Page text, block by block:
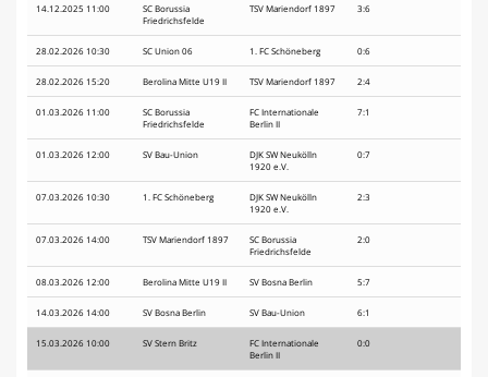
14.12.2025 11:00
SC Borussia
Friedrichsfelde
TSV Mariendorf 1897 3:6
28.02.2026 10:30 SC Union 06 1. FC Schöneberg 0:6
28.02.2026 15:20 Berolina Mitte U19 II TSV Mariendorf 1897 2:4
01.03.2026 11:00
SC Borussia
Friedrichsfelde
FC Internationale
Berlin II
7:1
01.03.2026 12:00 SV Bau-Union
DJK SW Neukölln
1920 e.V.
0:7
07.03.2026 10:30 1. FC Schöneberg
DJK SW Neukölln
1920 e.V.
2:3
07.03.2026 14:00 TSV Mariendorf 1897
SC Borussia
Friedrichsfelde
2:0
08.03.2026 12:00 Berolina Mitte U19 II SV Bosna Berlin 5:7
14.03.2026 14:00 SV Bosna Berlin SV Bau-Union 6:1
15.03.2026 10:00 SV Stern Britz
FC Internationale
Berlin II
0:0